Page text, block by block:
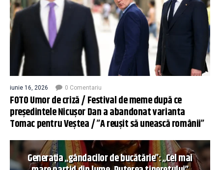
iunie 16, 2026 0 Comentariu
FOTO Umor de criză / Festival de meme după ce
președintele Nicușor Dan a abandonat varianta
Tomac pentru Veștea / ”A reușit să unească românii”
Generația „gândacilor de bucătărie”: „Cel mai